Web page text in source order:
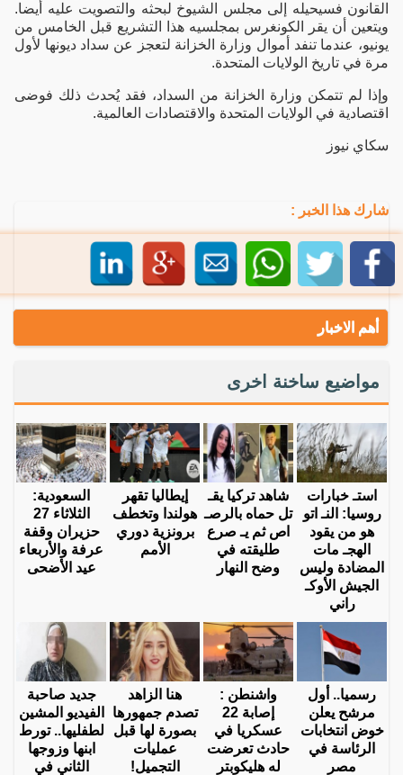
القانون فسيحيله إلى مجلس الشيوخ لبحثه والتصويت عليه أيضا.
ويتعين أن يقر الكونغرس بمجلسيه هذا التشريع قبل الخامس من
يونيو، عندما تنفد أموال وزارة الخزانة لتعجز عن سداد ديونها لأول
مرة في تاريخ الولايات المتحدة.
وإذا لم تتمكن وزارة الخزانة من السداد، فقد يُحدث ذلك فوضى
اقتصادية في الولايات المتحدة والاقتصادات العالمية.
سكاي نيوز
شارك هذا الخبر :
أهم الاخبار
مواضيع ساخنة اخرى
استـ خبارات
روسيا: النـ اتو
هو من يقود
الهجـ مات
المضادة وليس
الجيش الأوكـ
راني
شاهد تركيا يقـ
تل حماه بالرصـ
اص ثم يـ صرع
طليقته في
وضح النهار
إيطاليا تقهر
هولندا وتخطف
برونزية دوري
الأمم
السعودية:
الثلاثاء 27
حزيران وقفة
عرفة والأربعاء
عيد الأضحى
رسميا.. أول
مرشح يعلن
خوض انتخابات
الرئاسة في
مصر
واشنطن :
إصابة 22
عسكريا في
حادث تعرضت
له هليكوبتر
هنا الزاهد
تصدم جمهورها
بصورة لها قبل
عمليات
التجميل!
جديد صاحبة
الفيديو المشين
لطفليها.. تورط
ابنها وزوجها
الثاني في